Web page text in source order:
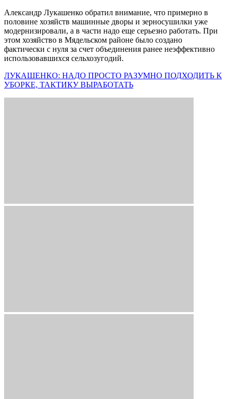
Александр Лукашенко обратил внимание, что примерно в
половине хозяйств машинные дворы и зерносушилки уже
модернизировали, а в части надо еще серьезно работать. При
этом хозяйство в Мядельском районе было создано
фактически с нуля за счет объединения ранее неэффективно
использовавшихся сельхозугодий.
ЛУКАШЕНКО: НАДО ПРОСТО РАЗУМНО ПОДХОДИТЬ К
УБОРКЕ, ТАКТИКУ ВЫРАБОТАТЬ